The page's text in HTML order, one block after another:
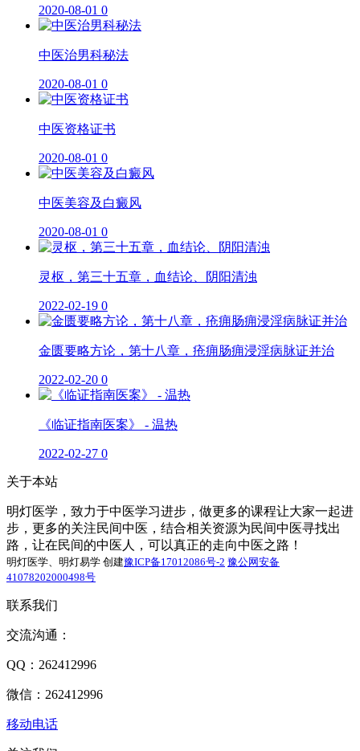
2020-08-01 0
中医治男科秘法
2020-08-01 0
中医资格证书
2020-08-01 0
中医美容及白癜风
2020-08-01 0
灵枢，第三十五章，血结论、阴阳清浊
2022-02-19 0
金匮要略方论，第十八章，疮痈肠痈浸淫病脉证并治
2022-02-20 0
《临证指南医案》 - 温热
2022-02-27 0
关于本站
明灯医学，致力于中医学习进步，做更多的课程让大家一起进
步，更多的关注民间中医，结合相关资源为民间中医寻找出
路，让在民间的中医人，可以真正的走向中医之路！
明灯医学、明灯易学 创建豫ICP备17012086号-2 豫公网安备
41078202000498号
联系我们
交流沟通：
QQ：262412996
微信：262412996
移动电话